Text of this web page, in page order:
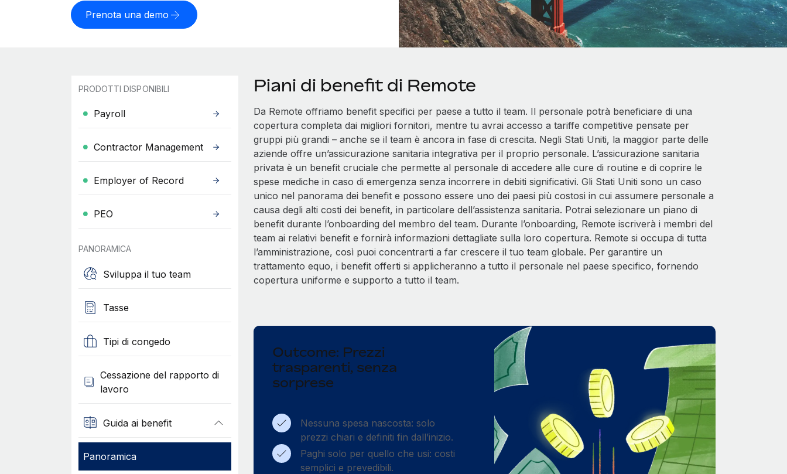
Prenota una demo
PRODOTTI DISPONIBILI
Payroll
Contractor Management
Employer of Record
PEO
PANORAMICA
Sviluppa il tuo team
Tasse
Tipi di congedo
Cessazione del rapporto di
lavoro
Guida ai benefit
Panoramica
Piani di benefit di Remote
Da Remote offriamo benefit specifici per paese a tutto il team. Il personale potrà beneficiare di una
copertura completa dai migliori fornitori, mentre tu avrai accesso a tariffe competitive pensate per
gruppi più grandi – anche se il team è ancora in fase di crescita. Negli Stati Uniti, la maggior parte delle
aziende offre un’assicurazione sanitaria integrativa per il proprio personale. L’assicurazione sanitaria
privata è un benefit cruciale che permette al personale di accedere alle cure di routine e di coprire le
spese mediche in caso di emergenza senza incorrere in debiti significativi. Gli Stati Uniti sono un caso
unico nel panorama dei benefit e possono essere uno dei paesi più costosi in cui assumere personale a
causa degli alti costi dei benefit, in particolare dell’assistenza sanitaria. Potrai selezionare un piano di
benefit durante l’onboarding del membro del team. Durante l’onboarding, Remote iscriverà i membri del
team ai relativi benefit e fornirà informazioni dettagliate sulla loro copertura. Remote si occupa di tutta
l’amministrazione, così puoi concentrarti a far crescere il tuo team globale. Per garantire un
trattamento equo, i benefit offerti si applicheranno a tutto il personale nel paese specifico, fornendo
copertura uniforme e supporto a tutto il team.
Outcome: Prezzi
trasparenti, senza
sorprese
Nessuna spesa nascosta: solo
prezzi chiari e definiti fin dall’inizio.
Paghi solo per quello che usi: costi
semplici e prevedibili.